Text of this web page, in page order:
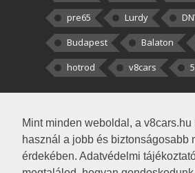
Mint minden weboldal, a v8cars.hu
használ a jobb és biztonságosabb
érdekében. Adatvédelmi
pre65
Lurdy
Budapest
Balaton
hotrod
v8cars
kortisz:Elszúrtam! Én
darabbaal számoltam. Nem tudtam,